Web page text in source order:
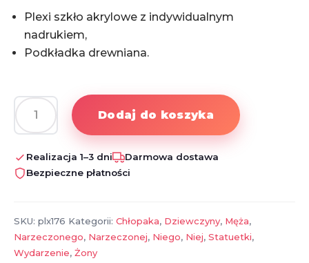
Plexi szkło akrylowe z indywidualnym
nadrukiem,
Podkładka drewniana.
ilość
Personalizowana
statuetka
na
Dodaj do koszyka
Realizacja 1–3 dni
Darmowa dostawa
Bezpieczne płatności
SKU: plx176 Kategorii: Chłopaka, Dziewczyny, Męża,
Narzeczonego, Narzeczonej, Niego, Niej, Statuetki,
Wydarzenie, Żony